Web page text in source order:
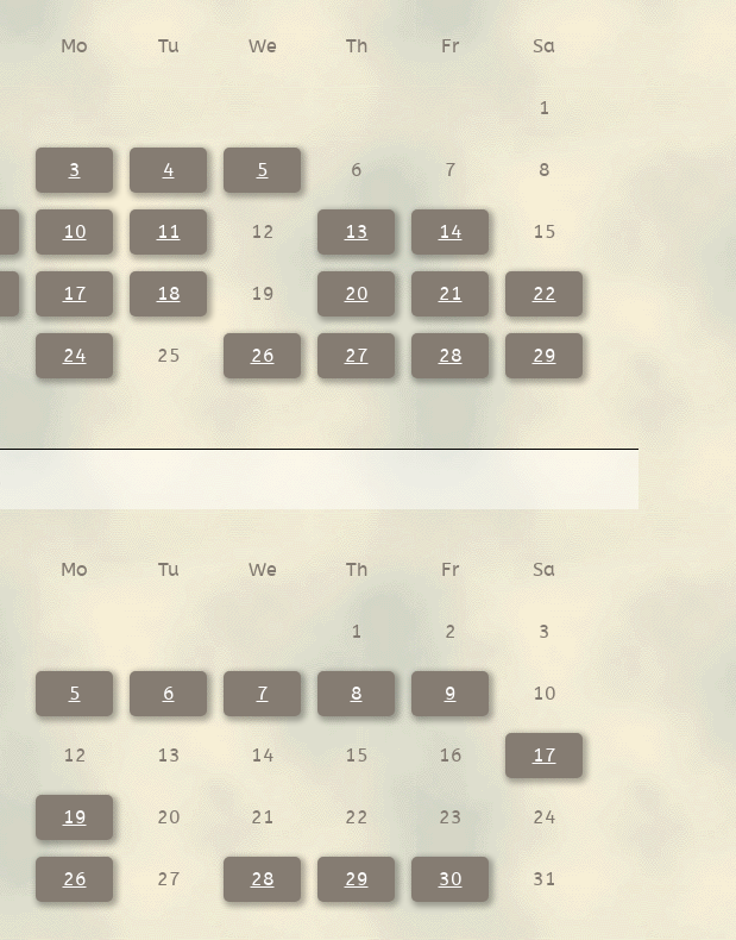
Mo Tu We Th Fr Sa
1
3 4 5 6 7 8
10 11 12 13 14 15
17 18 19 20 21 22
24 25 26 27 28 29
Mo Tu We Th Fr Sa
1 2 3
5 6 7 8 9 10
12 13 14 15 16 17
19 20 21 22 23 24
26 27 28 29 30 31